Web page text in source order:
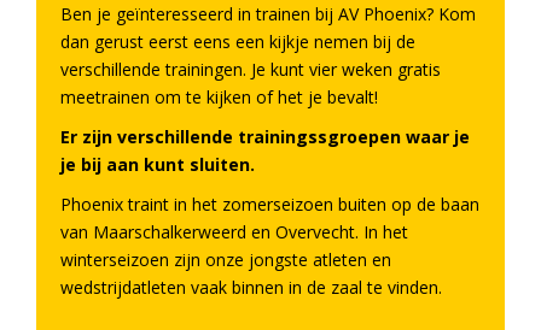
Ben je geïnteresseerd in trainen bij AV Phoenix? Kom
dan gerust eerst eens een kijkje nemen bij de
verschillende trainingen. Je kunt vier weken gratis
meetrainen om te kijken of het je bevalt!
Er zijn verschillende trainingssgroepen waar je
je bij aan kunt sluiten.
Phoenix traint in het zomerseizoen buiten op de baan
van Maarschalkerweerd en Overvecht. In het
winterseizoen zijn onze jongste atleten en
wedstrijdatleten vaak binnen in de zaal te vinden.